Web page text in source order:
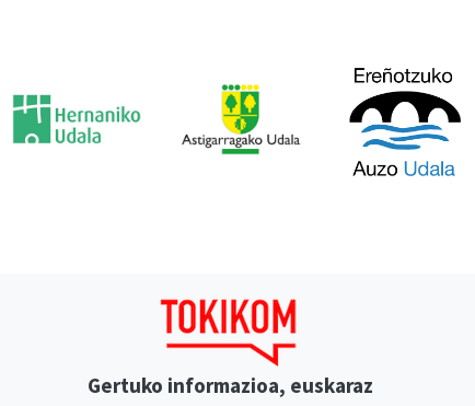
Gertuko informazioa, euskaraz